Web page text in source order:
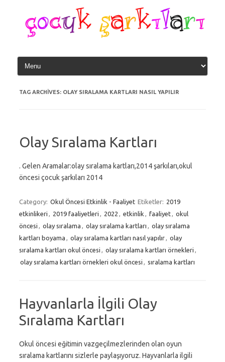
content
TAG ARCHIVES: OLAY SIRALAMA KARTLARI NASIL YAPILIR
Olay Sıralama Kartları
. Gelen Aramalar:olay sıralama kartları,2014 şarkıları,okul
öncesi çocuk şarkıları 2014
Category: Okul Öncesi Etkinlik - Faaliyet Etiketler: 2019
etkinlikeri
2019 faaliyetleri 2022 etkinlik faaliyet
okul
öncesi
olay sıralama olay sıralama kartları
olay sıralama
kartları boyama
olay sıralama kartları nasıl yapılır
olay
sıralama kartları okul öncesi
olay sıralama kartları örnekleri
olay sıralama kartları örnekleri okul öncesi
sıralama kartları
Hayvanlarla İlgili Olay
Sıralama Kartları
Okul öncesi eğitimin vazgeçilmezlerinden olan oyun
sıralama kartlarını sizlerle paylaşıyoruz. Hayvanlarla ilgili